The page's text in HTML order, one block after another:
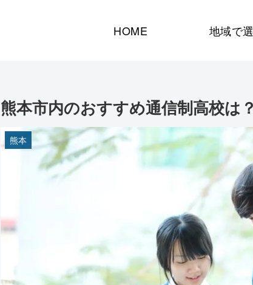
HOME 地域で
熊本市内のおすすめ通信制高校は
熊本